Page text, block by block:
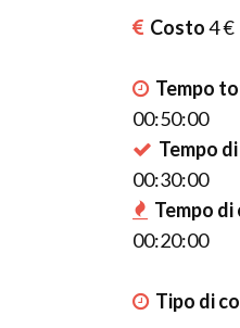
Costo4 €
Tempo
00:50:00
Tempo
00:30:00
Tempo
00:20:00
Tipo di